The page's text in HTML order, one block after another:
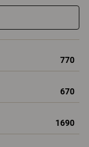
770
670
1690